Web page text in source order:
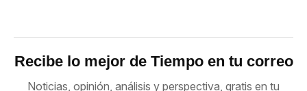
Recibe lo mejor de Tiempo en tu correo
Noticias, opinión, análisis y perspectiva, gratis en tu